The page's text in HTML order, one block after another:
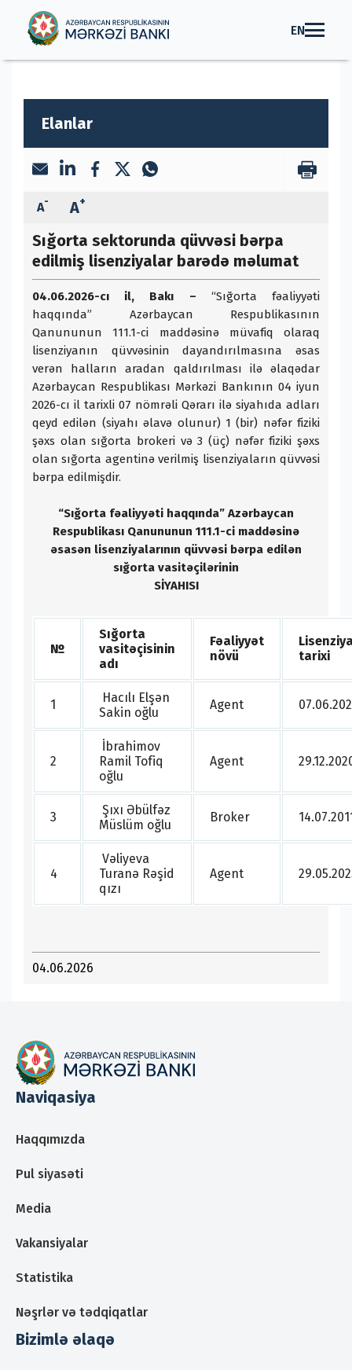
EN
Elanlar
A- A+
Sığorta sektorunda qüvvəsi bərpa
edilmiş lisenziyalar barədə məlumat
04.06.2026-cı il, Bakı – “Sığorta fəaliyyəti
haqqında” Azərbaycan Respublikasının
Qanununun 111.1-ci maddəsinə müvafiq olaraq
lisenziyanın qüvvəsinin dayandırılmasına əsas
verən halların aradan qaldırılması ilə əlaqədar
Azərbaycan Respublikası Mərkəzi Bankının 04 iyun
2026-cı il tarixli 07 nömrəli Qərarı ilə siyahıda adları
qeyd edilən (siyahı əlavə olunur) 1 (bir) nəfər fiziki
şəxs olan sığorta brokeri və 3 (üç) nəfər fiziki şəxs
olan sığorta agentinə verilmiş lisenziyaların qüvvəsi
bərpa edilmişdir.
“Sığorta fəaliyyəti haqqında” Azərbaycan
Respublikası Qanununun 111.1-ci maddəsinə
əsasən lisenziyalarının qüvvəsi bərpa edilən
sığorta vasitəçilərinin
SİYAHISI
№
Sığorta
vasitəçisinin
adı
Fəaliyyət
növü
tarixi
1
Hacılı Elşən
Sakin oğlu
Agent
2
İbrahimov
Ramil Tofiq
oğlu
Agent
3
Şıxı Əbülfəz
Müslüm oğlu
Broker
4
Vəliyeva
Turanə Rəşid
qızı
Agent
04.06.2026
Naviqasiya
Haqqımızda
Pul siyasəti
Media
Vakansiyalar
Statistika
Nəşrlər və tədqiqatlar
Bizimlə əlaqə